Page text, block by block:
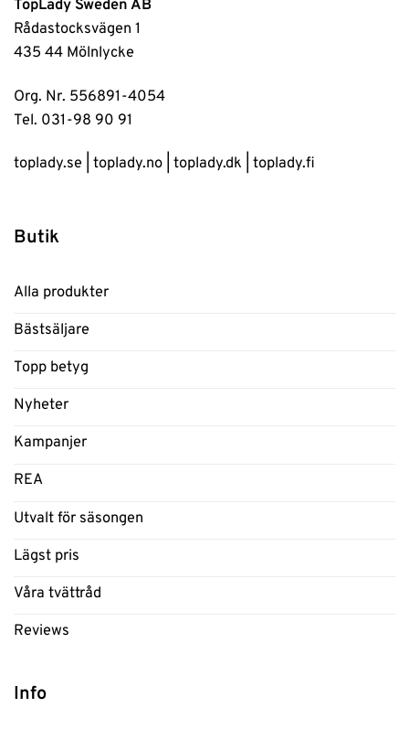
TopLady Sweden AB
Rådastocksvägen 1
435 44 Mölnlycke
Org. Nr. 556891-4054
Tel. 031-98 90 91
toplady.se toplady.no toplady.dk toplady.fi
Butik
Alla produkter
Bästsäljare
Topp betyg
Nyheter
Kampanjer
REA
Utvalt för säsongen
Lägst pris
Våra tvättråd
Reviews
Info